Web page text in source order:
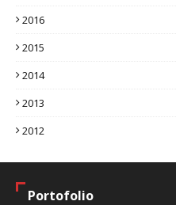
2016
2015
2014
2013
2012
Portofolio